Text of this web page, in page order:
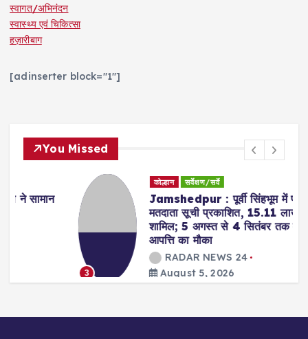
स्वागत/अभिनंदन
स्वास्थ्य एवं चिकित्सा
हज़ारीबाग
[adinserter block="1"]
You Missed
कोल्हान सर्वेक्षण/सर्वे
Jamshedpur : पूर्वी सिंहभूम में प्रारूप
मतदाता सूची प्रकाशित, 15.11 लाख मतदाता
शामिल; 5 अगस्त से 4 सितंबर तक दावा-
आपत्ति का मौका
RADAR NEWS 24
August 5, 2026